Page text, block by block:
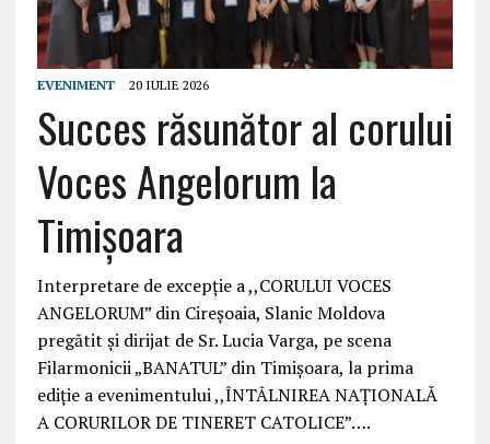
EVENIMENT 20 IULIE 2026
Succes răsunător al corului
Voces Angelorum la
Timișoara
Interpretare de excepție a ,,CORULUI VOCES
ANGELORUM” din Cireșoaia, Slanic Moldova
pregătit și dirijat de Sr. Lucia Varga, pe scena
Filarmonicii „BANATUL” din Timișoara, la prima
ediție a evenimentului ,,ÎNTÂLNIREA NAȚIONALĂ
A CORURILOR DE TINERET CATOLICE”….